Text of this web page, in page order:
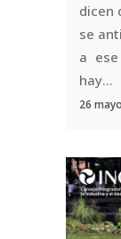
dicen
se
a
hay...
26